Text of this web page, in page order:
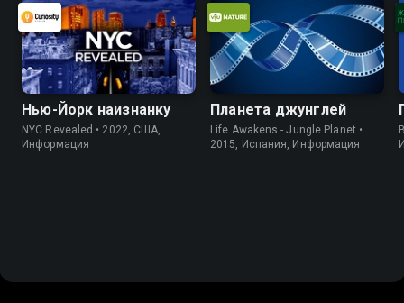
Нью-Йорк наизнанку
NYC Revealed • 2022, США,
Информация
Планета джунглей
Life Awakens - Jungle Planet •
2015, Испания, Информация